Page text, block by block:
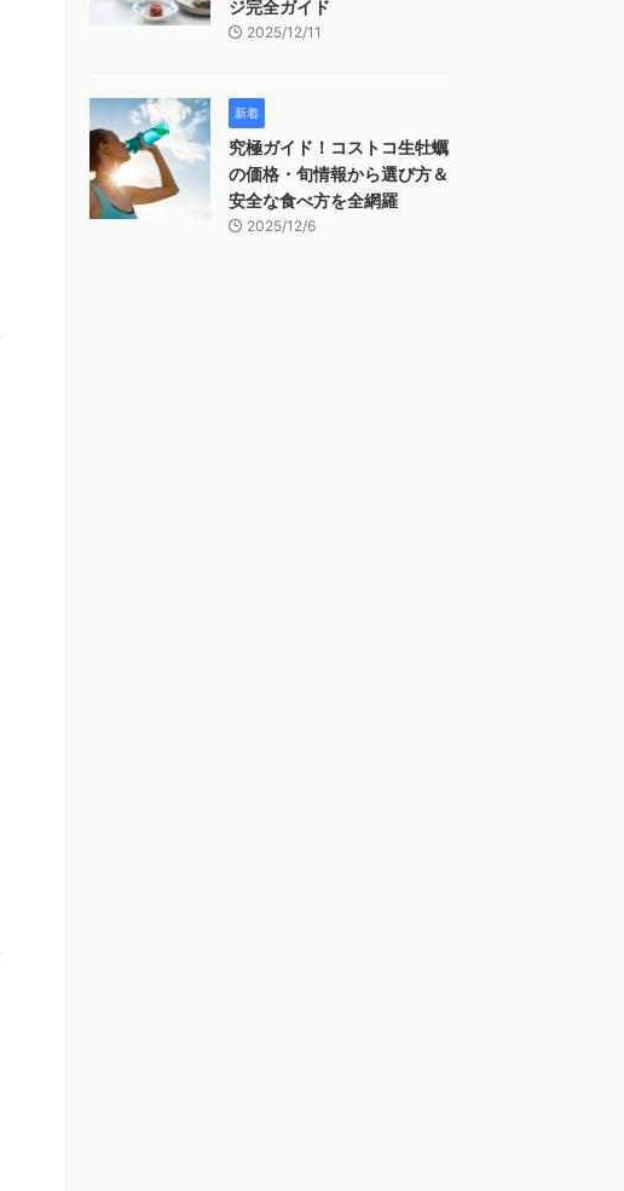
ジ完全ガイド
2025/12/11
新着
究極ガイド！コストコ生牡蠣
の価格・旬情報から選び方＆
安全な食べ方を全網羅
2025/12/6